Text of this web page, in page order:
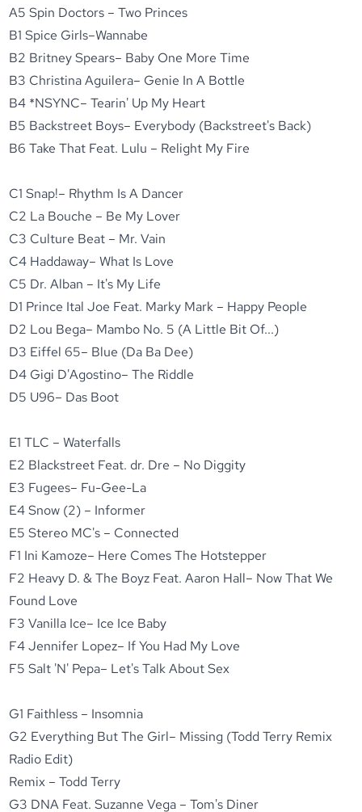
A5 Spin Doctors – Two Princes
B1 Spice Girls–Wannabe
B2 Britney Spears– Baby One More Time
B3 Christina Aguilera– Genie In A Bottle
B4 *NSYNC– Tearin' Up My Heart
B5 Backstreet Boys– Everybody (Backstreet's Back)
B6 Take That Feat. Lulu – Relight My Fire
C1 Snap!– Rhythm Is A Dancer
C2 La Bouche – Be My Lover
C3 Culture Beat – Mr. Vain
C4 Haddaway– What Is Love
C5 Dr. Alban – It's My Life
D1 Prince Ital Joe Feat. Marky Mark – Happy People
D2 Lou Bega– Mambo No. 5 (A Little Bit Of...)
D3 Eiffel 65– Blue (Da Ba Dee)
D4 Gigi D'Agostino– The Riddle
D5 U96– Das Boot
E1 TLC – Waterfalls
E2 Blackstreet Feat. dr. Dre – No Diggity
E3 Fugees– Fu-Gee-La
E4 Snow (2) – Informer
E5 Stereo MC's – Connected
F1 Ini Kamoze– Here Comes The Hotstepper
F2 Heavy D. & The Boyz Feat. Aaron Hall– Now That We
Found Love
F3 Vanilla Ice– Ice Ice Baby
F4 Jennifer Lopez– If You Had My Love
F5 Salt 'N' Pepa– Let's Talk About Sex
G1 Faithless – Insomnia
G2 Everything But The Girl– Missing (Todd Terry Remix
Radio Edit)
Remix – Todd Terry
G3 DNA Feat. Suzanne Vega – Tom's Diner